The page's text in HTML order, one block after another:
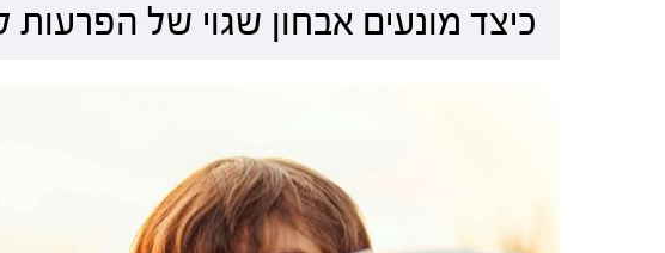
כיצד מונעים אבחון שגוי של הפרעות